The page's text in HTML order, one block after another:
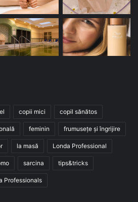
copii mici copil sănătos
feminin frumusețe și îngrijire
la masă Londa Professional
sarcina tips&tricks
Professionals